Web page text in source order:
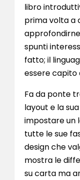
libro
prima volta a
spunti
fatto; il
essere capito
Fa da ponte
layout e la
impostare un
tutte le sue
design che
mostra le
su carta ma